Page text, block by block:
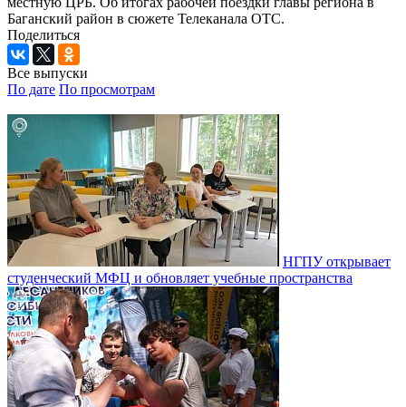
Баганский район в сюжете Телеканала ОТС.
Поделиться
Все выпуски
По дате По просмотрам
НГПУ открывает
студенческий МФЦ и обновляет учебные пространства